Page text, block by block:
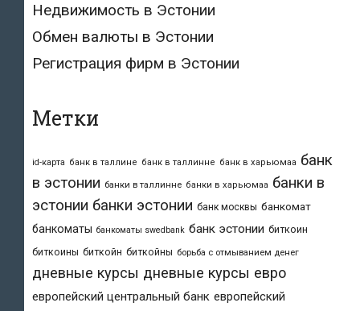
Недвижимость в Эстонии
Обмен валюты в Эстонии
Регистрация фирм в Эстонии
Метки
id-карта банк в таллине банк в таллинне банк в харьюмаа банк
в эстонии банки в таллинне банки в харьюмаа банки в
эстонии банки эстонии банк москвы банкомат
банкоматы банкоматы swedbank банк эстонии биткоин
биткоины биткойн биткойны борьба с отмыванием денег
дневные курсы дневные курсы евро
европейский центральный банк европейский